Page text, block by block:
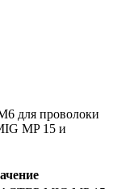
для проволоки
MP 15 и